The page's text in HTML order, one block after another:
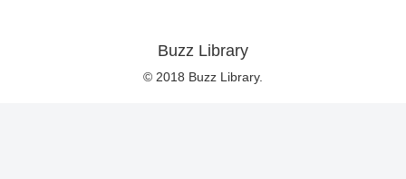
Buzz Library
© 2018 Buzz Library.